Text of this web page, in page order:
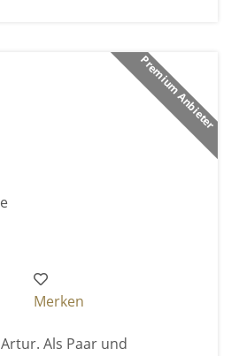
Premium Anbieter
Merken
Als Paar und